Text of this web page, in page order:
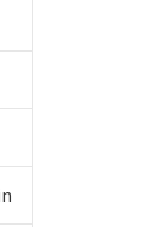
能な商品です。
る予定のある商品
応品を出す予定
す。
場合などやむを